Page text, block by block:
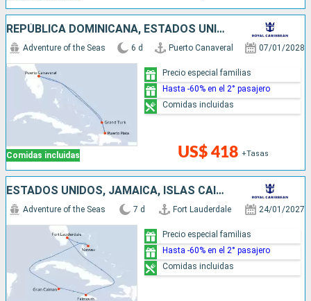
REPÚBLICA DOMINICANA, ESTADOS UNIDOS
Comidas incluidas
Adventure of the Seas 6 d Puerto Canaveral 07/01/2028
US$ 418 +Tasas
Precio especial familias
Hasta -60% en el 2° pasajero
Comidas incluidas
ESTADOS UNIDOS, JAMAICA, ISLAS CAIMÁN, BAHAMAS
Adventure of the Seas 7 d Fort Lauderdale 24/01/2027
Precio especial familias
Hasta -60% en el 2° pasajero
Comidas incluidas